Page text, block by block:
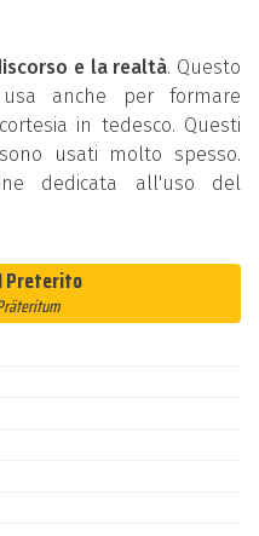
e la realtà. Questo
anche per formare
in tedesco. Questi
usati molto spesso.
dedicata all'uso del
Preterito